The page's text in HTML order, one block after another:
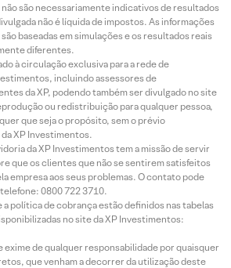
são necessariamente indicativos de resultados
não é líquida de impostos. As informações
baseadas em simulações e os resultados reais
diferentes.
à circulação exclusiva para a rede de
incluindo assessores de
da XP, podendo também ser divulgado no site
ou redistribuição para qualquer pessoa,
que seja o propósito, sem o prévio
XP Investimentos.
da XP Investimentos tem a missão de servir
que os clientes que não se sentirem satisfeitos
empresa aos seus problemas. O contato pode
0800 722 3710.
a política de cobrança estão definidos nas tabelas
no site da XP Investimentos:
exime de qualquer responsabilidade por quaisquer
que venham a decorrer da utilização deste